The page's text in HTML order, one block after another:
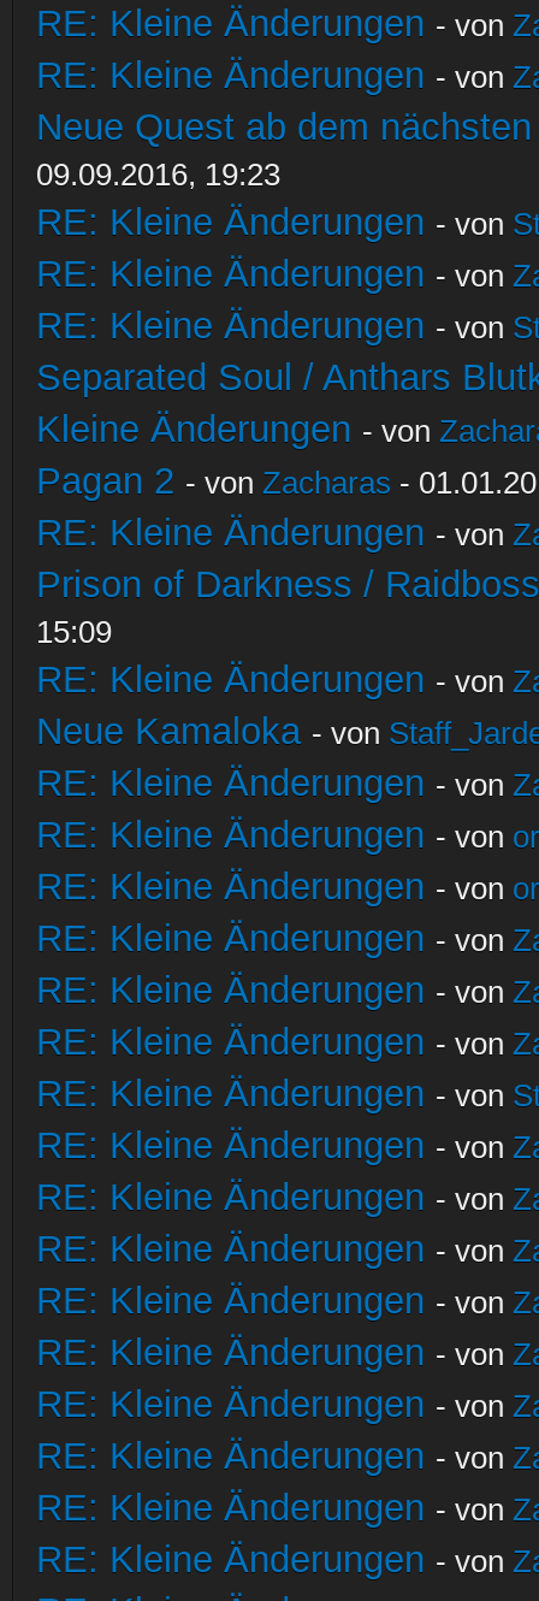
RE: Kleine Änderungen - von
RE: Kleine Änderungen - von
Neue Quest ab dem
09.09.2016, 19:23
RE: Kleine Änderungen - von
RE: Kleine Änderungen - von
RE: Kleine Änderungen - von
Separated Soul / Anthars
Kleine Änderungen - von
Pagan 2 - von Zacharas -
RE: Kleine Änderungen - von
Prison of Darkness /
15:09
RE: Kleine Änderungen - von
Neue Kamaloka - von
RE: Kleine Änderungen - von
RE: Kleine Änderungen - von
RE: Kleine Änderungen - von
RE: Kleine Änderungen - von
RE: Kleine Änderungen - von
RE: Kleine Änderungen - von
RE: Kleine Änderungen - von
RE: Kleine Änderungen - von
RE: Kleine Änderungen - von
RE: Kleine Änderungen - von
RE: Kleine Änderungen - von
RE: Kleine Änderungen - von
RE: Kleine Änderungen - von
RE: Kleine Änderungen - von
RE: Kleine Änderungen - von
RE: Kleine Änderungen - von